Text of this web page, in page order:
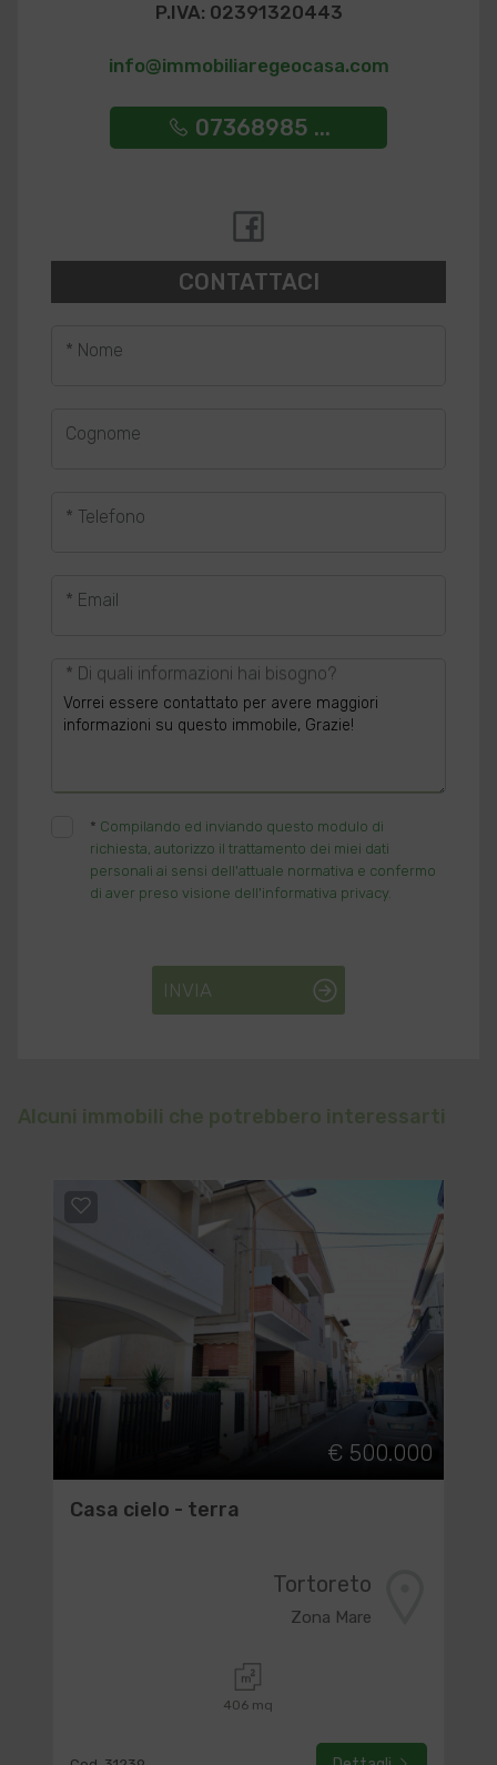
P.IVA: 02391320443
info@immobiliaregeocasa.com
07368985 ...
CONTATTACI
* Nome
Cognome
* Telefono
* Email
* Di quali informazioni hai bisogno?
* Compilando ed inviando questo modulo di
richiesta, autorizzo il trattamento dei miei dati
personali ai sensi dell'attuale normativa e confermo
di aver preso visione dell'informativa privacy.
INVIA
Alcuni immobili che potrebbero interessarti
€ 500.000
Casa cielo - terra
Tortoreto
Zona Mare
406 mq